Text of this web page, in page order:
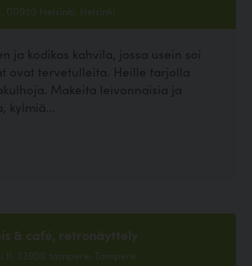
00920 Helsinki, Helsinki
ja kodikas kahvila, jossa usein soi
ovat tervetulleita. Heille tarjolla
Makeita leivonnaisia ja
kylmiä...
& café, retronäyttely
11, 33900 tampere, Tampere